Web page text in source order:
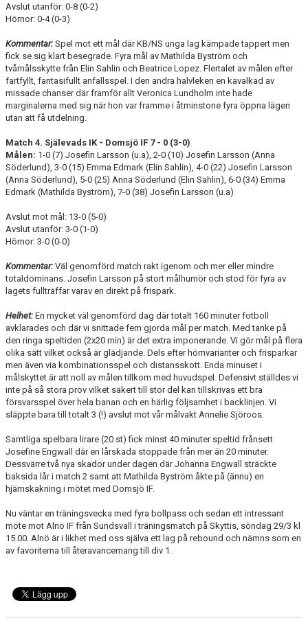
Avslut utanför: 0-8 (0-2)
Hörnor: 0-4 (0-3)
Kommentar: Spel mot ett mål där KB/NS unga lag kämpade tappert men
fick se sig klart besegrade. Fyra mål av Mathilda Byström och
tvåmålsskytte från Elin Sahlin och Beatrice Lopez. Flertalet av målen efter
fartfyllt, fantasifullt anfallsspel. I den andra halvleken en kavalkad av
missade chanser där framför allt Veronica Lundholm inte hade
marginalerna med sig när hon var framme i åtminstone fyra öppna lägen
utan att få utdelning.
Match 4. Själevads IK - Domsjö IF 7 - 0 (3-0)
Målen: 1-0 (7) Josefin Larsson (u.a), 2-0 (10) Josefin Larsson (Anna
Söderlund), 3-0 (15) Emma Edmark (Elin Sahlin), 4-0 (22) Josefin Larsson
(Anna Söderlund), 5-0 (25) Anna Söderlund (Elin Sahlin), 6-0 (34) Emma
Edmark (Mathilda Byström), 7-0 (38) Josefin Larsson (u.a)
Avslut mot mål: 13-0 (5-0)
Avslut utanför: 3-0 (1-0)
Hörnor: 3-0 (0-0)
Kommentar: Väl genomförd match rakt igenom och mer eller mindre
totaldominans. Josefin Larsson på stort målhumör och stod för fyra av
lagets fullträffar varav en direkt på frispark.
Helhet: En mycket väl genomförd dag där totalt 160 minuter fotboll
avklarades och där vi snittade fem gjorda mål per match. Med tanke på
den ringa speltiden (2x20 min) är det extra imponerande. Vi gör mål på flera
olika sätt vilket också är glädjande. Dels efter hörnvarianter och frisparkar
men även via kombinationsspel och distansskott. Enda minuset i
målskyttet är att noll av målen tillkom med huvudspel. Defensivt ställdes vi
inte på så stora prov vilket säkert till stor del kan tillskrivas ett bra
försvarsspel över hela banan och en härlig följsamhet i backlinjen. Vi
släppte bara till totalt 3 (!) avslut mot vår målvakt Annelie Sjöroos.
Samtliga spelbara lirare (20 st) fick minst 40 minuter speltid frånsett
Josefine Engwall där en lårskada stoppade från mer än 20 minuter.
Dessvärre två nya skador under dagen där Johanna Engwall sträckte
baksida lår i match 2 samt att Mathilda Byström åkte på (ännu) en
hjärnskakning i mötet med Domsjö IF.
Nu väntar en träningsvecka med fyra bollpass och sedan ett intressant
möte mot Alnö IF från Sundsvall i träningsmatch på Skyttis, söndag 29/3 kl
15.00. Alnö är i likhet med oss själva ett lag på rebound och nämns som en
av favoriterna till återavancemang till div 1.